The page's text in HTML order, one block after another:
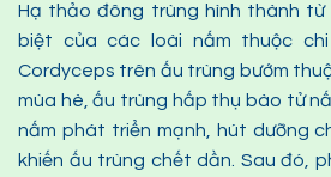
Hạ thảo đông trùng hình thành từ
biệt của các loài nấm thuộc chi
Cordyceps trên ấu trùng bướm
mùa hè, ấu trùng hấp thụ bào tử
nấm phát triển mạnh, hút dưỡng
khiến ấu trùng chết dần. Sau đó,